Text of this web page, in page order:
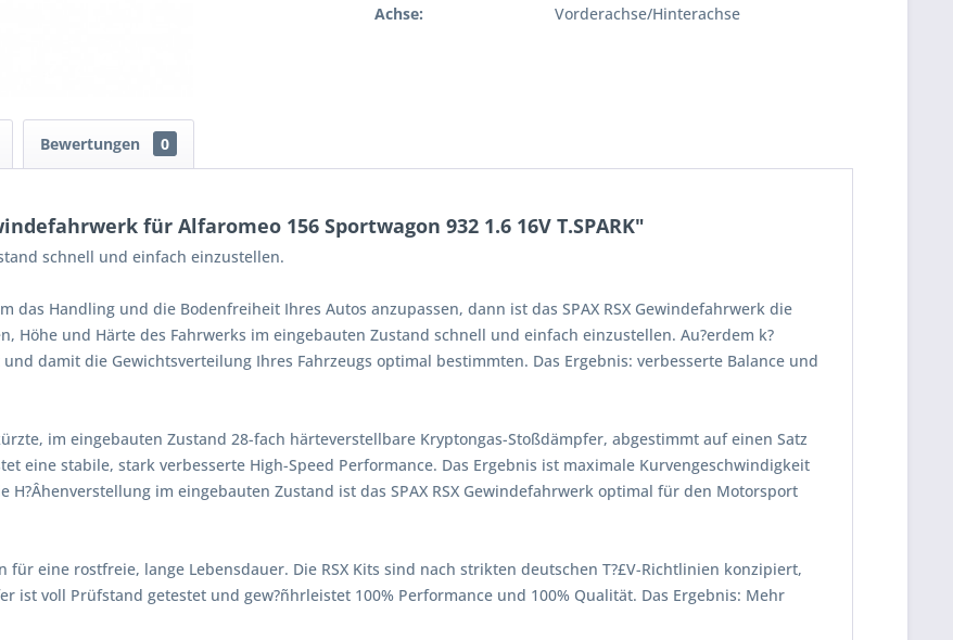
Achse:
Vorderachse/Hinterachse
Bewertungen 0
für Alfaromeo 156 Sportwagon 932 1.6 16V T.SPARK"
schnell und einfach einzustellen.
das Handling und die Bodenfreiheit Ihres Autos anzupassen, dann ist das SPAX RSX Gewindefahrwerk die
Höhe und Härte des Fahrwerks im eingebauten Zustand schnell und einfach einzustellen. Au?erdem k?
damit die Gewichtsverteilung Ihres Fahrzeugs optimal bestimmten. Das Ergebnis: verbesserte Balance und
im eingebauten Zustand 28-fach härteverstellbare Kryptongas-Stoßdämpfer, abgestimmt auf einen Satz
eine stabile, stark verbesserte High-Speed Performance. Das Ergebnis ist maximale Kurvengeschwindigkeit
im eingebauten Zustand ist das SPAX RSX Gewindefahrwerk optimal für den Motorsport
eine rostfreie, lange Lebensdauer. Die RSX Kits sind nach strikten deutschen T?£V-Richtlinien konzipiert,
ist voll Prüfstand getestet und gew?ñhrleistet 100% Performance und 100% Qualität. Das Ergebnis: Mehr